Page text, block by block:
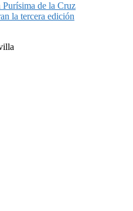
de la Cruz
la tercera edición